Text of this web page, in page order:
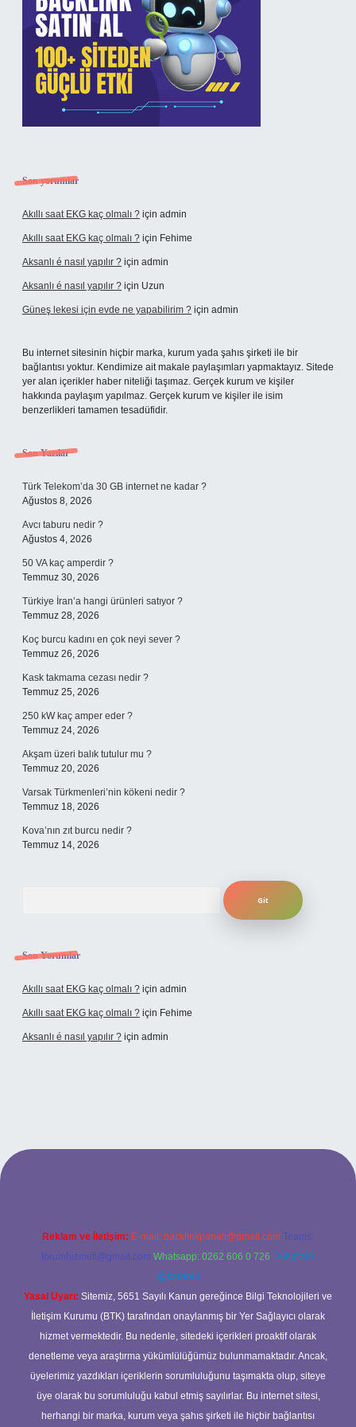
Son yorumlar
Akıllı saat EKG kaç olmalı ? için admin
Akıllı saat EKG kaç olmalı ? için Fehime
Aksanlı é nasıl yapılır ? için admin
Aksanlı é nasıl yapılır ? için Uzun
Güneş lekesi için evde ne yapabilirim ? için admin
Bu internet sitesinin hiçbir marka, kurum yada şahıs şirketi ile bir
bağlantısı yoktur. Kendimize ait makale paylaşımları yapmaktayız. Sitede
yer alan içerikler haber niteliği taşımaz. Gerçek kurum ve kişiler
hakkında paylaşım yapılmaz. Gerçek kurum ve kişiler ile isim
benzerlikleri tamamen tesadüfidir.
Son Yazılar
Türk Telekom’da 30 GB internet ne kadar ?
Ağustos 8, 2026
Avcı taburu nedir ?
Ağustos 4, 2026
50 VA kaç amperdir ?
Temmuz 30, 2026
Türkiye İran’a hangi ürünleri satıyor ?
Temmuz 28, 2026
Koç burcu kadını en çok neyi sever ?
Temmuz 26, 2026
Kask takmama cezası nedir ?
Temmuz 25, 2026
250 kW kaç amper eder ?
Temmuz 24, 2026
Akşam üzeri balık tutulur mu ?
Temmuz 20, 2026
Varsak Türkmenleri’nin kökeni nedir ?
Temmuz 18, 2026
Kova’nın zıt burcu nedir ?
Temmuz 14, 2026
Son Yorumlar
Akıllı saat EKG kaç olmalı ? için admin
Akıllı saat EKG kaç olmalı ? için Fehime
Aksanlı é nasıl yapılır ? için admin
Reklam ve İletişim: E-mail: backlinkpaneli@gmail.com Teams:
forumhizmeti@gmail.com Whatsapp: 0262 606 0 726 Telegram:
@karabul
Yasal Uyarı: Sitemiz, 5651 Sayılı Kanun gereğince Bilgi Teknolojileri ve
İletişim Kurumu (BTK) tarafından onaylanmış bir Yer Sağlayıcı olarak
hizmet vermektedir. Bu nedenle, sitedeki içerikleri proaktif olarak
denetleme veya araştırma yükümlülüğümüz bulunmamaktadır. Ancak,
üyelerimiz yazdıkları içeriklerin sorumluluğunu taşımakta olup, siteye
üye olarak bu sorumluluğu kabul etmiş sayılırlar. Bu internet sitesi,
herhangi bir marka, kurum veya şahıs şirketi ile hiçbir bağlantısı